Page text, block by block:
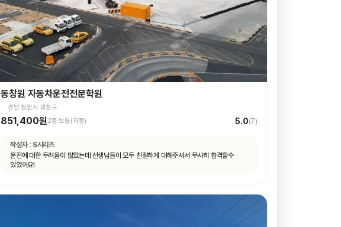
동창원 자동차운전전문학원
경남 창원시 의창구
851,400원 2종 보통(자동) 5.0(7)
작성자 : S시리즈
운전에 대한 두려움이 많았는데 선생님들이 모두 친절하게 대해주셔서 무사히 합격할수
있었어요!